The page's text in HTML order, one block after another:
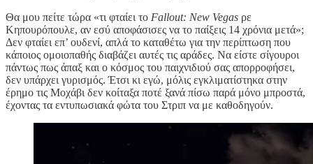
Θα μου πείτε τώρα «τι φταίει το Fallout: New Vegas ρε
Κηπουρόπουλε, αν εσύ αποφάσισες να το παίξεις 14 χρόνια μετά»;
Δεν φταίει επ’ ουδενί, απλά το καταθέτω για την περίπτωση που
κάποιος ομοιοπαθής διαβάζει αυτές τις αράδες. Να είστε σίγουροι
πάντως πως άπαξ και ο κόσμος του παιχνιδιού σας απορροφήσει,
δεν υπάρχει γυρισμός. Έτσι κι εγώ, μόλις εγκλιματίστηκα στην
έρημο τις Μοχάβι δεν κοίταξα ποτέ ξανά πίσω παρά μόνο μπροστά,
έχοντας τα εντυπωσιακά φώτα του Στριπ να με καθοδηγούν.